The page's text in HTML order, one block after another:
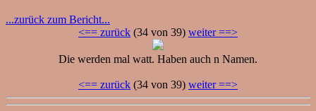
...zurück zum Bericht...
<== zurück (34 von 39) weiter ==>
Die werden mal watt. Haben auch n Namen.
<== zurück (34 von 39) weiter ==>